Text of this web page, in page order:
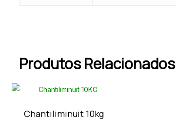
Produtos Relacionados
Chantiliminuit 10kg